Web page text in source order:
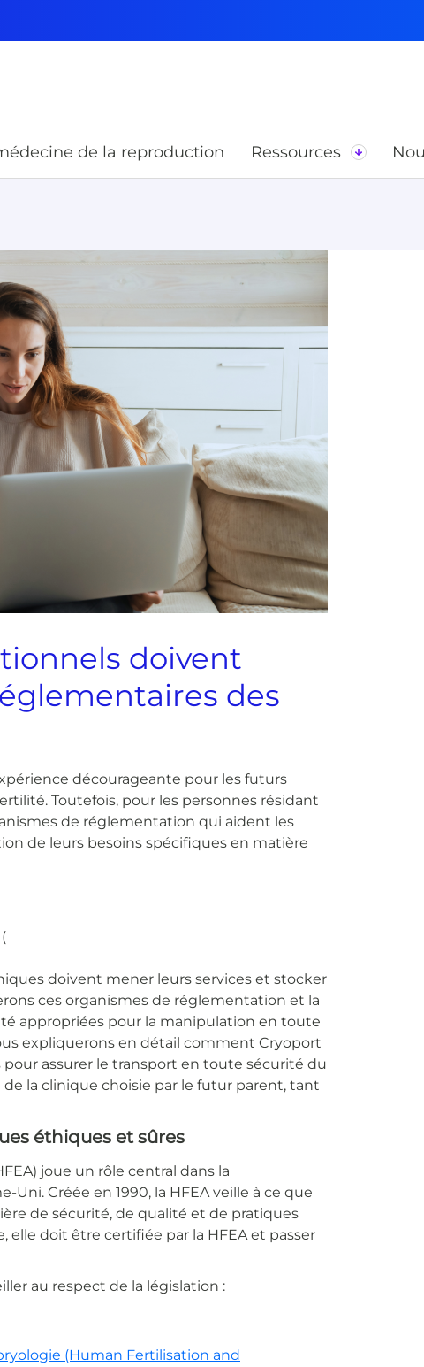
de la reproduction Ressources
doivent
des
décourageante pour les futurs
Toutefois, pour les personnes résidant
de réglementation qui aident les
de leurs besoins spécifiques en matière
doivent mener leurs services et stocker
ces organismes de réglementation et la
appropriées pour la manipulation en toute
expliquerons en détail comment Cryoport
assurer le transport en toute sécurité du
la clinique choisie par le futur parent, tant
éthiques et sûres
joue un rôle central dans la
Créée en 1990, la HFEA veille à ce que
de sécurité, de qualité et de pratiques
doit être certifiée par la HFEA et passer
au respect de la législation :
(Human Fertilisation and